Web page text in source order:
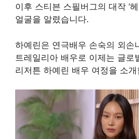
이후 스티븐 스필버그의 대작 ‘
얼굴을 알렸습니다.
하예린은 연극배우 손숙의 외손
트레일리아 배우로 이제는 글로
리저튼 하예린 배우 여정을 소개